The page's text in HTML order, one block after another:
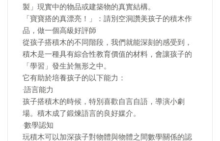
製」現實中的物品或建築物的真實結構。
「寶寶搭的真漂亮！」：請別空洞讚美孩子的積木作
品，做一個高級好評師
從孩子搭積木的不同階段，我們就能深刻的感受到，
積木是一種具有綜合性教育價值的材料，會讓孩子的
「學習」發生於無形之中。
它有助於培養孩子的以下能力：
·語言能力
孩子搭積木的時候，特別喜歡自言自語，導演小劇
場。積木成了鍛煉語言的良好媒介。
·數學認知
玩積木可以加深孩子對物體與物體之間數學關係的認